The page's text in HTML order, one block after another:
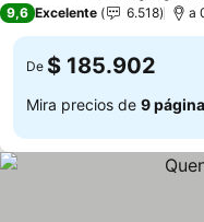
9,6 Excelente 6.518 a
De $ 185.902
Mira precios de 9